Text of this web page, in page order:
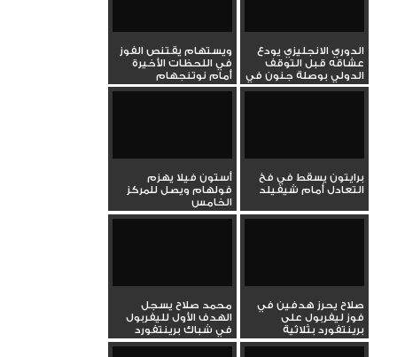
الدوري الانجليزي يودع
عشاقه قبل التوقف
الدولي بوصلة جنون في
تعادل...
ويستهام يقتنص الفوز
في اللحظات الأخيرة
أمام نوتنجهام
برايتون يسقط في فخ
التعادل أمام شيفيلد
أستون فيلا يهزم
فولهام ويصل للمركز
الخامس
صلاح يحرز هدفين في
فوز ليفربول على
برينتفورد بثلاثية
محمد صلاح يسجل
الهدف الأول لليفربول
في شباك برينتفورد